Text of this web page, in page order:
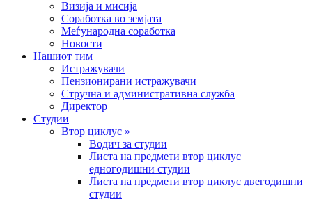
Визија и мисија
Соработка во земјата
Меѓународна соработка
Новости
Нашиот тим
Истражувачи
Пензионирани истражувачи
Стручна и административна служба
Директор
Студии
Втор циклус »
Водич за студии
Листа на предмети втор циклус
едногодишни студии
Листа на предмети втор циклус двегодишни
студии